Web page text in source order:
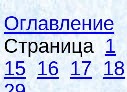
Оглавление
Страница 1
15 16 17 18